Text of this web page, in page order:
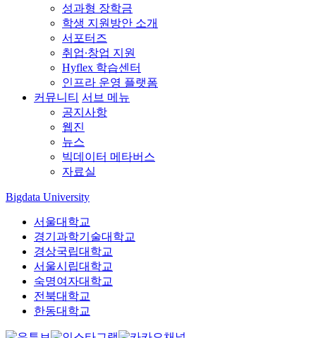
성과형 장학금
학생 지원방안 소개
서포터즈
취업∙창업 지원
Hyflex 학습센터
인프라 운영 플랫폼
커뮤니티 서브 메뉴
공지사항
웹진
뉴스
빅데이터 메타버스
자료실
Bigdata University
서울대학교
경기과학기술대학교
경상국립대학교
서울시립대학교
숙명여자대학교
전북대학교
한동대학교